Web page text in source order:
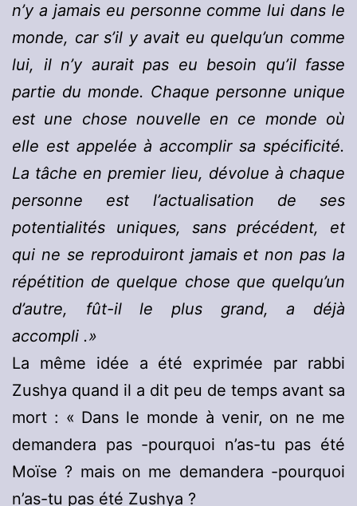
n’y a jamais eu personne comme lui dans le
monde, car s’il y avait eu quelqu’un comme
lui, il n’y aurait pas eu besoin qu’il fasse
partie du monde. Chaque personne unique
est une chose nouvelle en ce monde où
elle est appelée à accomplir sa spécificité.
La tâche en premier lieu, dévolue à chaque
personne est l’actualisation de ses
potentialités uniques, sans précédent, et
qui ne se reproduiront jamais et non pas la
répétition de quelque chose que quelqu’un
d’autre, fût-il le plus grand, a déjà
accompli .»
La même idée a été exprimée par rabbi
Zushya quand il a dit peu de temps avant sa
mort : « Dans le monde à venir, on ne me
demandera pas -pourquoi n’as-tu pas été
Moïse ? mais on me demandera -pourquoi
n’as-tu pas été Zushya ?